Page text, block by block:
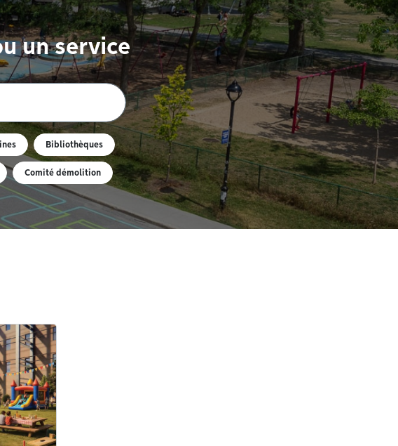
un service
Bibliothèques
Comité démolition